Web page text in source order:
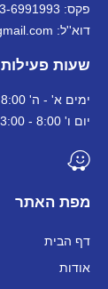
מפת האתר
דף הבית
אודות
פקס: 03-6991993
דוא''ל: ortanltd@gmail.com
שעות פעילות
ימים א' - ה' 8:00 - 18:00
יום ו' 8:00 - 13:00